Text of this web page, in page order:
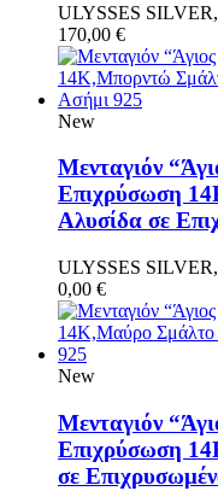
ULYSSES
170,00 €
New
Μενταγιόν
Επιχρύσωση
Αλυσίδα σε
ULYSSES
0,00 €
New
Μενταγιόν
Επιχρύσωση
σε